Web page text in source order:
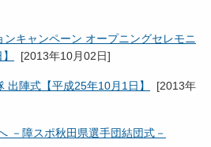
キャンペーン オープニングセレモニ
[2013年10月02日]
出陣式【平成25年10月1日】 [2013年
－障スポ秋田県選手団結団式－